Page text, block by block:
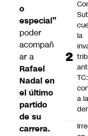
o
especial”
poder
acompañ
ar a
Rafael
Nadal en
el último
partido
de su
carrera.
la
a la